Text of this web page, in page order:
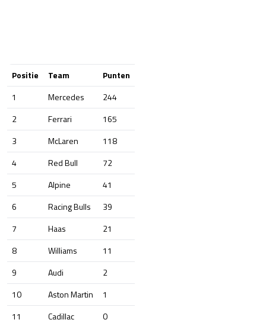
Positie Team
Punten
1
Mercedes
244
2
Ferrari
165
3
McLaren
118
4
Red Bull
72
5
Alpine
41
6
Racing Bulls
39
7
Haas
21
8
Williams
11
9
Audi
2
10
Aston Martin
1
11
Cadillac 0